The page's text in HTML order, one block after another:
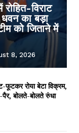
विराट
का बड़ा
को जिताने में
8, 2026
फूटकर रोया बेटा विक्रम,
पैर, बोलते-बोलते रुंधा